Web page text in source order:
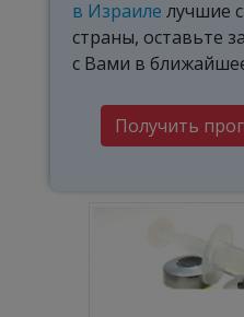
в Израиле лучшие
страны, оставьте
с Вами в
Получить